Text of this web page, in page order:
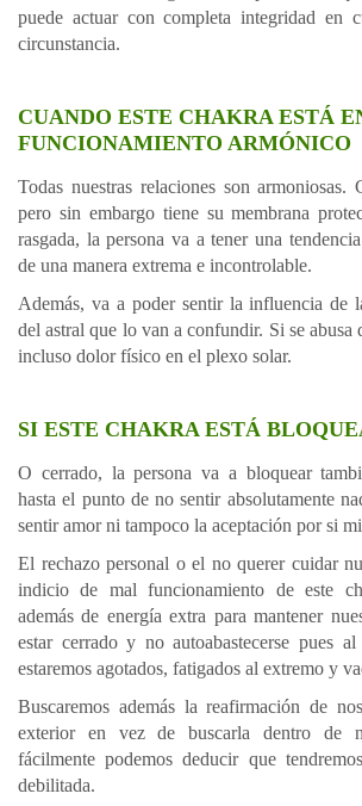
puede actuar con completa integridad en
circunstancia.
CUANDO ESTE CHAKRA ESTÁ
FUNCIONAMIENTO ARMÓNICO
Todas nuestras relaciones son armoniosas.
pero sin embargo tiene su membrana
rasgada, la persona va a tener una
de una manera extrema e incontrolable.
Además, va a poder sentir la influencia de
del astral que lo van a confundir. Si se abusa
incluso dolor físico en el plexo solar.
SI ESTE CHAKRA ESTÁ
O cerrado, la persona va a bloquear
hasta el punto de no sentir absolutamente
sentir amor ni tampoco la aceptación por si
El rechazo personal o el no querer cuidar
indicio de mal funcionamiento de este
además de energía extra para mantener
estar cerrado y no autoabastecerse pues
estaremos agotados, fatigados al extremo y
Buscaremos además la reafirmación de
exterior en vez de buscarla dentro de
fácilmente podemos deducir que
debilitada.